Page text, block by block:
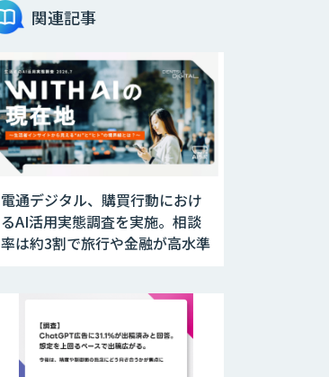
関連記事
電通デジタル、購買行動におけ
るAI活用実態調査を実施。相談
率は約3割で旅行や金融が高水準